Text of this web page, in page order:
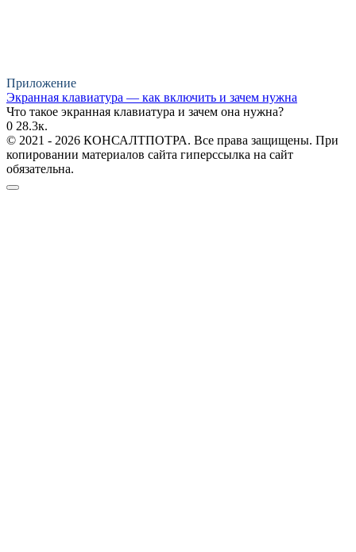
Приложение
Экранная клавиатура — как включить и зачем нужна
Что такое экранная клавиатура и зачем она нужна?
0 28.3к.
© 2021 - 2026 КОНСАЛТПОТРА. Все права защищены. При
копировании материалов сайта гиперссылка на сайт
обязательна.